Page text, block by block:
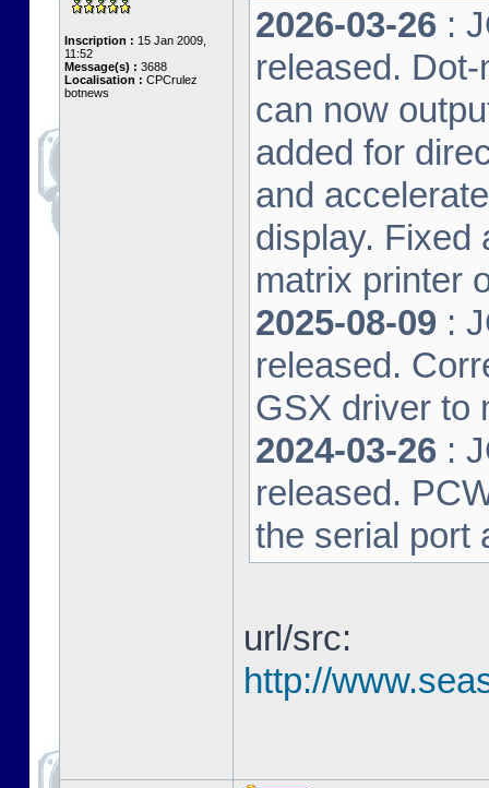
Inscription : 15 Jan 2009,
11:52
Message(s) : 3688
Localisation : CPCrulez
botnews
2026-03-26 :
released.
can now
added for
and
display. Fixed
matrix printer
2025-08-09 :
released.
GSX driver to
2024-03-26 :
released.
the serial port
url/src:
http://